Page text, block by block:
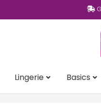
Lingerie Basics